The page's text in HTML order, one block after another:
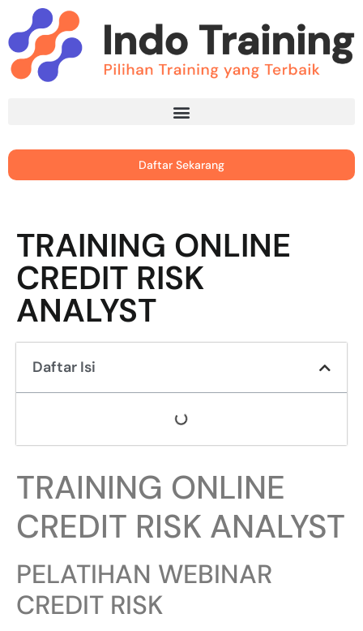
Daftar Sekarang
TRAINING ONLINE
CREDIT RISK
ANALYST
Daftar Isi
TRAINING ONLINE
CREDIT RISK ANALYST
PELATIHAN WEBINAR
CREDIT RISK